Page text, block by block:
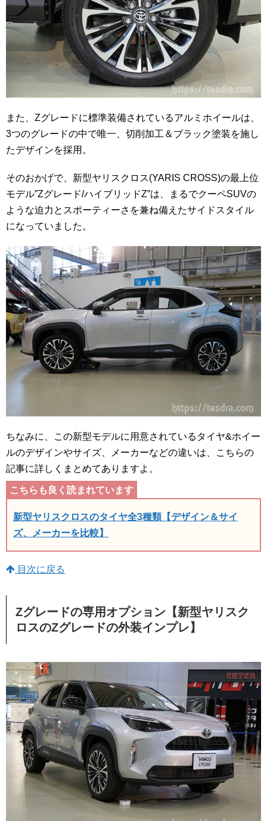
また、Zグレードに標準装備されているアルミホイールは、
3つのグレードの中で唯一、切削加工＆ブラック塗装を施し
たデザインを採用。
そのおかげで、新型ヤリスクロス(YARIS CROSS)の最上位
モデル”Zグレード/ハイブリッドZ”は、まるでクーペSUVの
ような迫力とスポーティーさを兼ね備えたサイドスタイル
になっていました。
ちなみに、この新型モデルに用意されているタイヤ&ホイー
ルのデザインやサイズ、メーカーなどの違いは、こちらの
記事に詳しくまとめてありますよ。
新型ヤリスクロスのタイヤ全3種類【デザイン＆サイ
ズ、メーカーを比較】
目次に戻る
Zグレードの専用オプション【新型ヤリスク
ロスのZグレードの外装インプレ】